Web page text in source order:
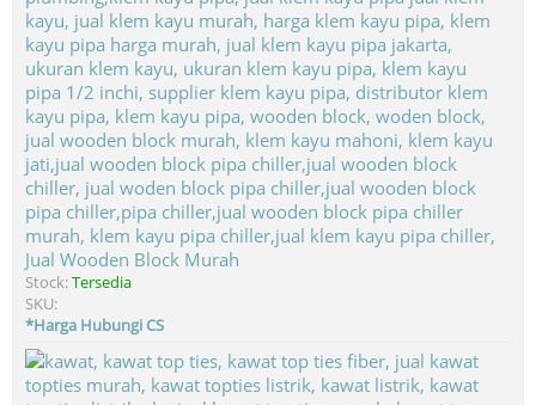
Jual Wooden Block Murah
Stock:Tersedia
SKU:
*Harga Hubungi CS